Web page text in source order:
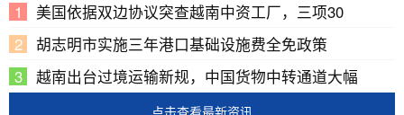
美国依据双边协议突查越南中资工厂，三项30
胡志明市实施三年港口基础设施费全免政策
越南出台过境运输新规，中国货物中转通道大幅